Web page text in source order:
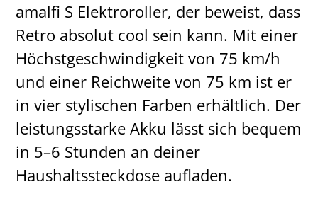
amalfi S Elektroroller, der beweist, dass
Retro absolut cool sein kann. Mit einer
Höchstgeschwindigkeit von 75 km/h
und einer Reichweite von 75 km ist er
in vier stylischen Farben erhältlich. Der
leistungsstarke Akku lässt sich bequem
in 5–6 Stunden an deiner
Haushaltssteckdose aufladen.